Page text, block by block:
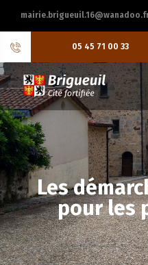
05 45 71 00 33
Les
pour les